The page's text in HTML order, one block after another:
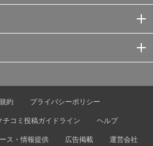
約
プライバシーポリシー
チコミ投稿ガイドライン
ヘルプ
ス・情報提供 広告掲載 運営会社